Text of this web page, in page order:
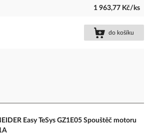
1 963,77 Kč/ks
do košíku
Easy TeSys GZ1E05 Spouštěč motoru